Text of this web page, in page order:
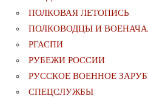
ПОЛКОВАЯ ЛЕТОПИСЬ
ПОЛКОВОДЦЫ И
РГАСПИ
РУБЕЖИ РОССИИ
РУССКОЕ ВОЕННОЕ
СПЕЦСЛУЖБЫ